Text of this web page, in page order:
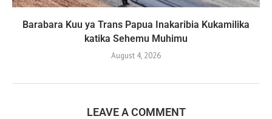
Barabara Kuu ya Trans Papua Inakaribia Kukamilika
katika Sehemu Muhimu
August 4, 2026
LEAVE A COMMENT